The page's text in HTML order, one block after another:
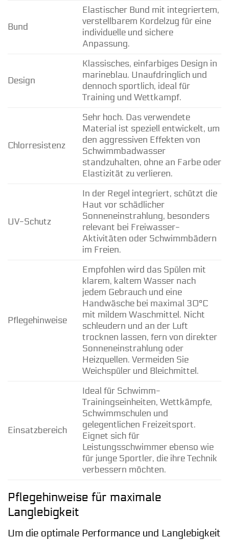
Bund
Elastischer Bund mit integriertem,
verstellbarem Kordelzug für eine
individuelle und sichere
Anpassung.
Design
Klassisches, einfarbiges Design in
marineblau. Unaufdringlich und
dennoch sportlich, ideal für
Training und Wettkampf.
Chlorresistenz
Sehr hoch. Das verwendete
Material ist speziell entwickelt, um
den aggressiven Effekten von
Schwimmbadwasser
standzuhalten, ohne an Farbe oder
Elastizität zu verlieren.
UV-Schutz
In der Regel integriert, schützt die
Haut vor schädlicher
Sonneneinstrahlung, besonders
relevant bei Freiwasser-
Aktivitäten oder Schwimmbädern
im Freien.
Pflegehinweise
Empfohlen wird das Spülen mit
klarem, kaltem Wasser nach
jedem Gebrauch und eine
Handwäsche bei maximal 30°C
mit mildem Waschmittel. Nicht
schleudern und an der Luft
trocknen lassen, fern von direkter
Sonneneinstrahlung oder
Heizquellen. Vermeiden Sie
Weichspüler und Bleichmittel.
Einsatzbereich
Ideal für Schwimm-
Trainingseinheiten, Wettkämpfe,
Schwimmschulen und
gelegentlichen Freizeitsport.
Eignet sich für
Leistungsschwimmer ebenso wie
für junge Sportler, die ihre Technik
verbessern möchten.
Pflegehinweise für maximale
Langlebigkeit
Um die optimale Performance und Langlebigkeit